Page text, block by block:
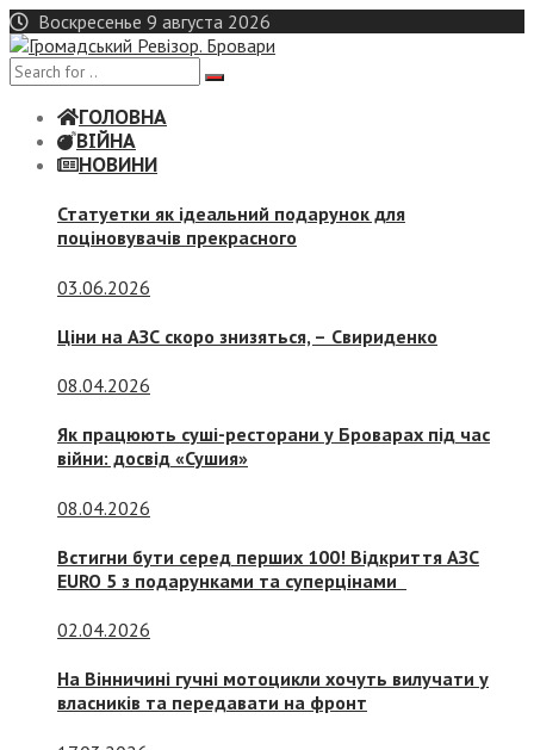
Skip
to
content
Воскресенье 9 августа 2026
ГОЛОВНА
ВІЙНА
НОВИНИ
Статуетки як ідеальний подарунок для
поціновувачів прекрасного
03.06.2026
Ціни на АЗС скоро знизяться, – Свириденко
08.04.2026
Як працюють суші-ресторани у Броварах під час
війни: досвід «Сушия»
08.04.2026
Встигни бути серед перших 100! Відкриття АЗС
EURO 5 з подарунками та суперцінами
02.04.2026
На Вінничині гучні мотоцикли хочуть вилучати у
власників та передавати на фронт